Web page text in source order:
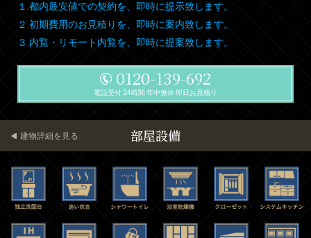
１.都内最安値での契約を、即時に提示致します。
２.初期費用のお見積りを、即時に案内致します。
３.内覧・リモート内覧を、即時に提案致します。
0120-139-692
電話受付 24時間 年中無休 即日お見積り
部屋設備
建物詳細を見る